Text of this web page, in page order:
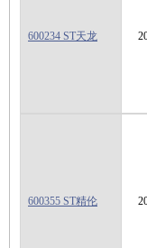
600234 ST天龙
600355 ST精伦